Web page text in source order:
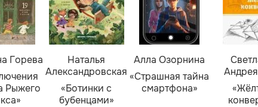
Горева
Рыжего
Наталья
Александровская
«Ботинки с
бубенцами»
Алла Озорнина
«Страшная тайна
смартфона»